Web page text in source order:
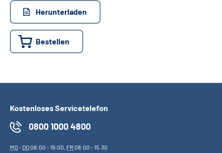
Herunterladen
Bestellen
Kostenloses Servicetelefon
0800 1000 4800
MO- DO08:00 - 19:00, FR08:00 - 15:30